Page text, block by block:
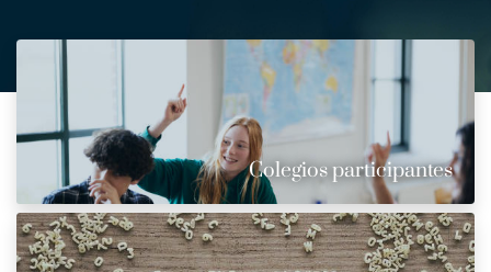
Colegios participantes